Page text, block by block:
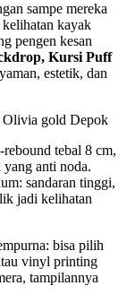
sampe mereka
kayak
pengen kesan
Kursi Puff
estetik, dan
tebal 8 cm,
anti noda.
sandaran tinggi,
jadi kelihatan
bisa pilih
vinyl printing
tampilannya